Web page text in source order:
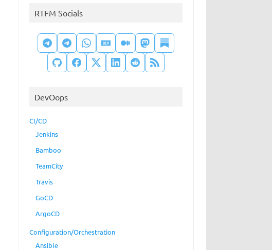
RTFM Socials
DevOops
CI/CD
Jenkins
Bamboo
TeamCity
Travis
GoCD
ArgoCD
Configuration/Orchestration
Ansible